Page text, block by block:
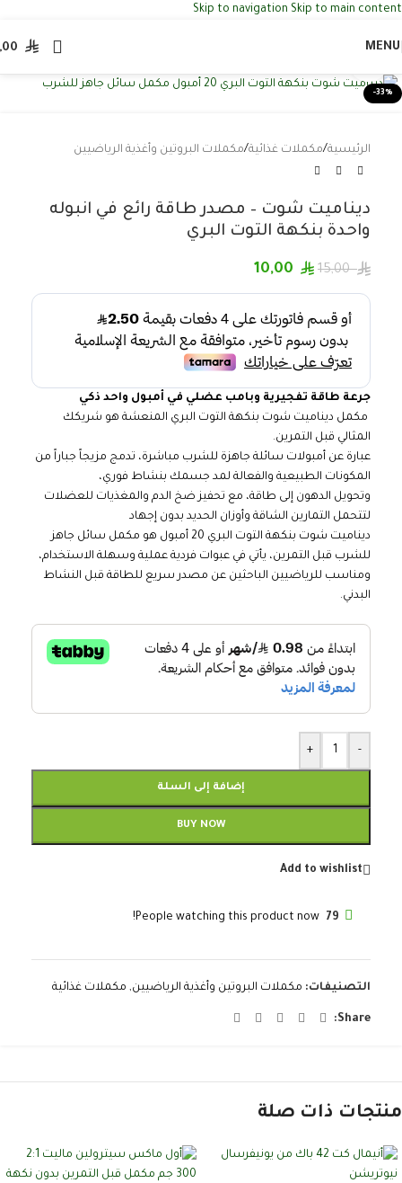
Skip to navigation Skip to main content
MENU
-33%
الرئيسية/مكملات غذائية/مكملات البروتين وأغذية الرياضيين
ديناميت شوت – مصدر طاقة رائع في انبوله
واحدة بنكهة التوت البري
15,00
10,00
جرعة طاقة تفجيرية وبامب عضلي في أمبول واحد ذكي
مكمل ديناميت شوت بنكهة التوت البري المنعشة هو شريكك
المثالي قبل التمرين.
عبارة عن أمبولات سائلة جاهزة للشرب مباشرة، تدمج مزيجاً جباراً من
المكونات الطبيعية والفعالة لمد جسمك بنشاط فوري،
وتحويل الدهون إلى طاقة، مع تحفيز ضخ الدم والمغذيات للعضلات
لتتحمل التمارين الشاقة وأوزان الحديد بدون إجهاد
ديناميت شوت بنكهة التوت البري 20 أمبول هو مكمل سائل جاهز
للشرب قبل التمرين، يأتي في عبوات فردية عملية وسهلة الاستخدام،
ومناسب للرياضيين الباحثين عن مصدر سريع للطاقة قبل النشاط
البدني.
-
+
إضافة إلى السلة
BUY NOW
Add to wishlist
79
People watching this product now!
التصنيفات: مكملات البروتين وأغذية الرياضيين, مكملات غذائية
Share:
منتجات ذات صلة